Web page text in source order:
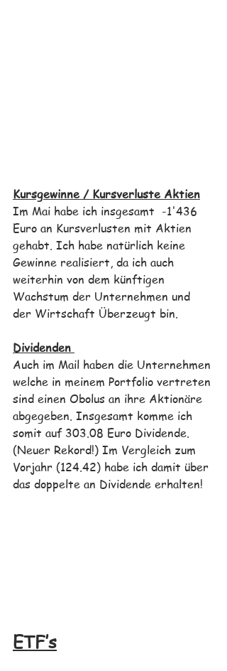
Kursgewinne / Kursverluste Aktien
Im Mai habe ich insgesamt  -1'436
Euro an Kursverlusten mit Aktien
gehabt. Ich habe natürlich keine
Gewinne realisiert, da ich auch
weiterhin von dem künftigen
Wachstum der Unternehmen und
der Wirtschaft Überzeugt bin.
Dividenden
Auch im Mail haben die Unternehmen
welche in meinem Portfolio vertreten
sind einen Obolus an ihre Aktionäre
abgegeben. Insgesamt komme ich
somit auf 303.08 Euro Dividende.
(Neuer Rekord!) Im Vergleich zum
Vorjahr (124.42) habe ich damit über
das doppelte an Dividende erhalten!
ETF’s